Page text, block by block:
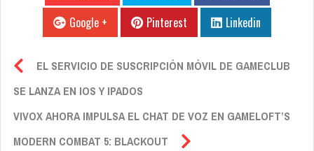
Google +
Pinterest Linkedin
EL SERVICIO DE SUSCRIPCIÓN MÓVIL DE GAMECLUB
SE LANZA EN IOS Y IPADOS
VIVOX AHORA IMPULSA EL CHAT DE VOZ EN GAMELOFT’S
MODERN COMBAT 5: BLACKOUT